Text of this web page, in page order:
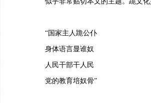
“国家主人跪公仆
身体语言显谁奴
人民干部干人民
党的教育培奴骨”